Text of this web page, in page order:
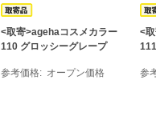
<取寄>agehaコスメカラー
110 グロッシーグレープ
参考価格 オープン価格
<
参